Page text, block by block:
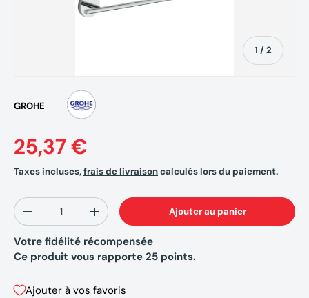
1 /de
2
GROHE
25,37 €
Taxes incluses,frais de livraisoncalculés lors du paiement.
Qté
-
+ Ajouter au panier
Votre fidélité récompensée
Ce produit vous rapporte 25 points.
Ajouter à vos favoris